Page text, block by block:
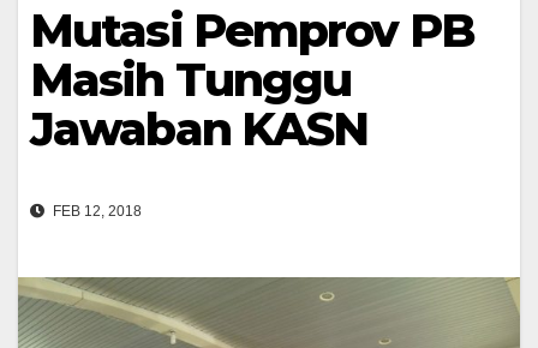
Mutasi Pemprov PB
Masih Tunggu
Jawaban KASN
FEB 12, 2018